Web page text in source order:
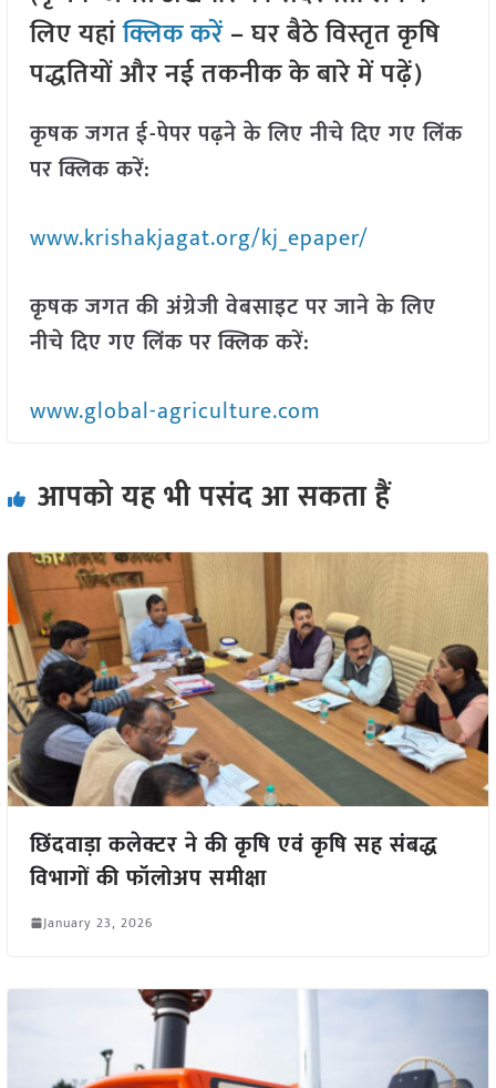
लिए यहांक्लिक करें– घर बैठे विस्तृत कृषि
पद्धतियों और नई तकनीक के बारे में पढ़ें)
कृषक जगत ई-पेपर पढ़ने के लिए नीचे दिए गए लिंक
पर क्लिक करें:
www.krishakjagat.org/kj_epaper/
कृषक जगत की अंग्रेजी वेबसाइट पर जाने के लिए
नीचे दिए गए लिंक पर क्लिक करें:
www.global-agriculture.com
आपको यह भी पसंद आ सकता हैं
छिंदवाड़ा कलेक्टर ने की कृषि एवं कृषि सह संबद्ध
विभागों की फॉलोअप समीक्षा
January 23, 2026